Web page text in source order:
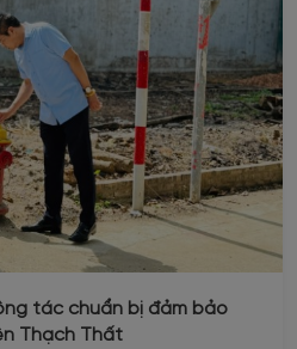
tác chuẩn bị đảm bảo
Thạch Thất